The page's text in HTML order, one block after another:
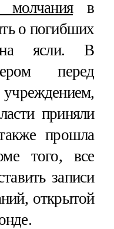
в
о погибших
на ясли. В
перед
приняли
прошла
того, все
записи
открытой